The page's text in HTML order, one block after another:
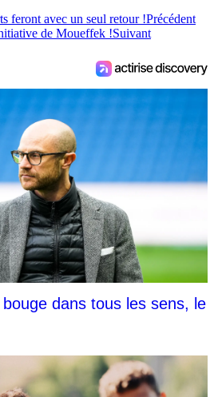
feront avec un seul retour !Précédent
de Moueffek !Suivant
dans tous les sens, le